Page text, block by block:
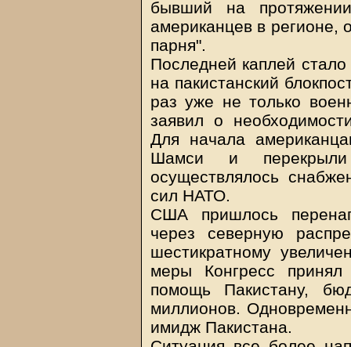
бывший на
американцев в регионе,
парня".
Последней каплей
на пакистанский
раз уже не только
заявил о
Для начала
Шамси и
осуществлялось
сил НАТО.
США пришлось
через северную
шестикратному
меры Конгресс
помощь Пакистану,
миллионов.
имидж Пакистана.